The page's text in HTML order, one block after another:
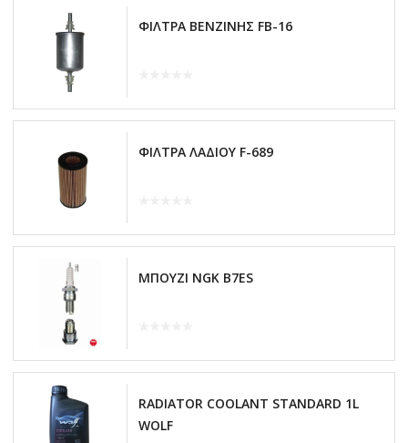
ΦΙΛΤΡΑ ΒΕΝΖΙΝΗΣ FB-16
ΦΙΛΤΡΑ ΛΑΔΙΟΥ F-689
ΜΠΟΥΖΙ NGK B7ES
RADIATOR COOLANT STANDARD 1L
WOLF